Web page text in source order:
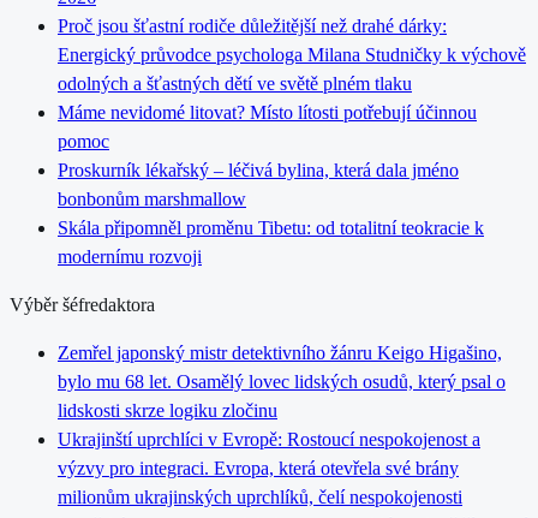
Proč jsou šťastní rodiče důležitější než drahé dárky:
Energický průvodce psychologa Milana Studničky k výchově
odolných a šťastných dětí ve světě plném tlaku
Máme nevidomé litovat? Místo lítosti potřebují účinnou
pomoc
Proskurník lékařský – léčivá bylina, která dala jméno
bonbonům marshmallow
Skála připomněl proměnu Tibetu: od totalitní teokracie k
modernímu rozvoji
Výběr šéfredaktora
Zemřel japonský mistr detektivního žánru Keigo Higašino,
bylo mu 68 let. Osamělý lovec lidských osudů, který psal o
lidskosti skrze logiku zločinu
Ukrajinští uprchlíci v Evropě: Rostoucí nespokojenost a
výzvy pro integraci. Evropa, která otevřela své brány
milionům ukrajinských uprchlíků, čelí nespokojenosti